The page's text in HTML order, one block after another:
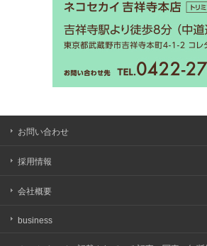
お問い合わせ
採用情報
会社概要
business